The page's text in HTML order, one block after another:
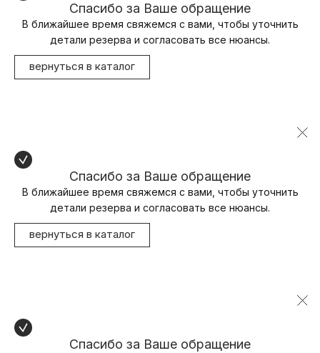
Спасибо за Ваше обращение
В ближайшее время свяжемся с вами, чтобы уточнить
детали резерва и согласовать все нюансы.
вернуться в каталог
Спасибо за Ваше обращение
В ближайшее время свяжемся с вами, чтобы уточнить
детали резерва и согласовать все нюансы.
вернуться в каталог
Спасибо за Ваше обращение